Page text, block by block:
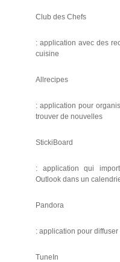
Club des Chefs
: application avec des
cuisine
Allrecipes
: application pour
trouver de nouvelles
StickiBoard
: application qui
Outlook dans un
Pandora
: application pour
TuneIn